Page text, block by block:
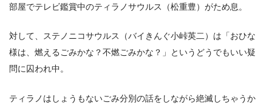
部屋でテレビ鑑賞中のティラノサウルス（松重豊）がため息。
対して、ステノニコサウルス（バイきんぐ小峠英二）は「おひな
様は、燃えるごみかな？不燃ごみかな？」というどうでもいい疑
問に囚われ中。
ティラノはしょうもないごみ分別の話をしながら絶滅しちゃうか